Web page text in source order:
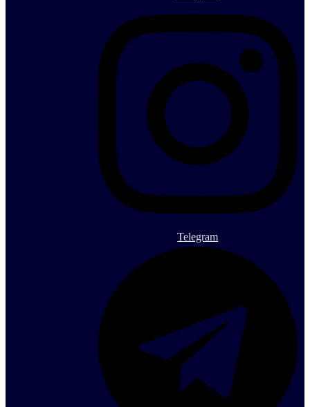
Telegram